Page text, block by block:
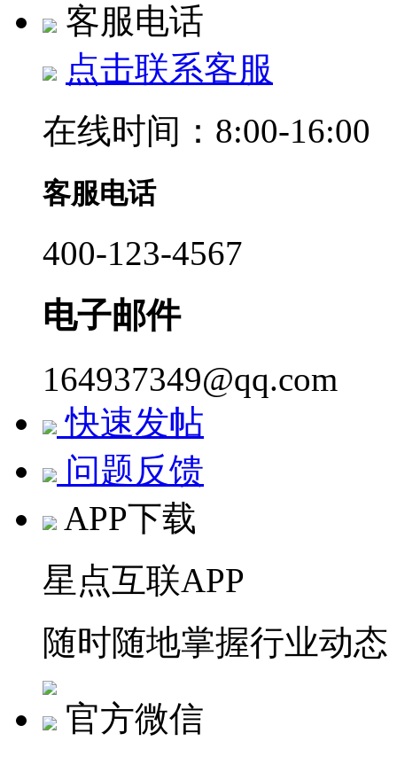
客服电话
点击联系客服
在线时间：8:00-16:00
客服电话
400-123-4567
电子邮件
164937349@qq.com
快速发帖
问题反馈
APP下载
星点互联APP
随时随地掌握行业动态
官方微信